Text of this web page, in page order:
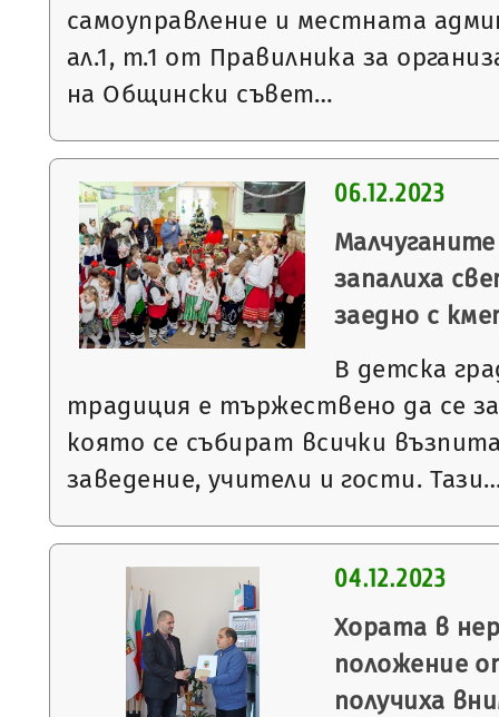
самоуправление и местната
ал.1, т.1 от Правилника за
на Общински съвет…
06.12.2023
запалиха
заедно с
В детска
традиция е тържествено да се
която се събират всички
заведение, учители и гости.
04.12.2023
Хората в
положение
получиха